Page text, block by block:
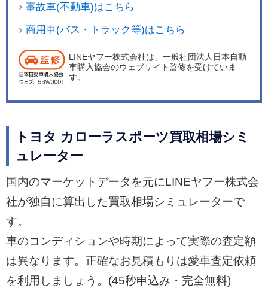
事故車(不動車)はこちら
商用車(バス・トラック等)はこちら
LINEヤフー株式会社は、一般社団法人日本自動
車購入協会のウェブサイト監修を受けていま
す。
トヨタ カローラスポーツ買取相場シミ
ュレーター
国内のマーケットデータを元にLINEヤフー株式会
社が独自に算出した買取相場シミュレーターで
す。
車のコンディションや時期によって実際の査定額
は異なります。正確なお見積もりは愛車査定依頼
を利用しましょう。(45秒申込み・完全無料)